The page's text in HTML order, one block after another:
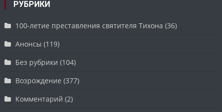
РУБРИКИ
100-летие преставления святителя Тихона (36)
Анонсы (119)
Без рубрики (104)
Возрождение (377)
Комментарий (2)